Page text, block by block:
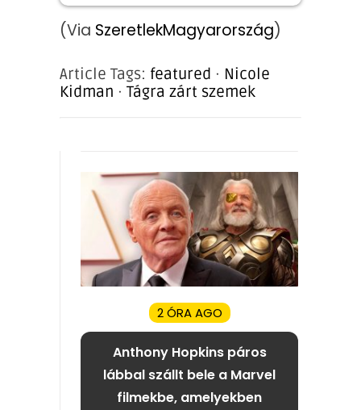
(Via SzeretlekMagyarország)
Article Tags: featured · Nicole
Kidman · Tágra zárt szemek
2 ÓRA AGO
Anthony Hopkins páros
lábbal szállt bele a Marvel
filmekbe, amelyekben